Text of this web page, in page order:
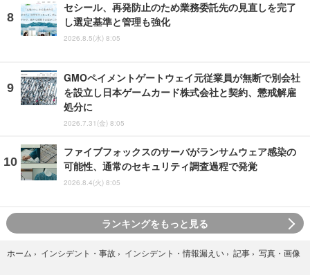
セシール、再発防止のため業務委託先の見直しを完了
し選定基準と管理も強化
2026.8.5(水) 8:05
GMOペイメントゲートウェイ元従業員が無断で別会社
を設立し日本ゲームカード株式会社と契約、懲戒解雇
処分に
2026.7.31(金) 8:05
ファイブフォックスのサーバがランサムウェア感染の
可能性、通常のセキュリティ調査過程で発覚
2026.8.4(火) 8:05
ランキングをもっと見る
ホーム › インシデント・事故 › インシデント・情報漏えい › 記事 › 写真・画像